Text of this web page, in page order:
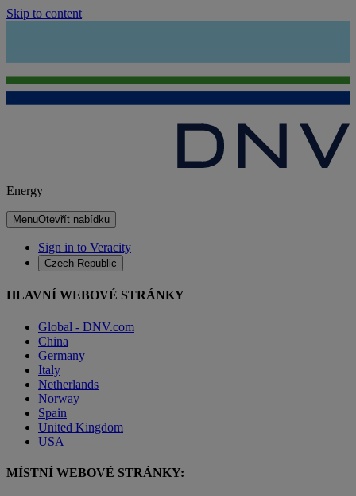
Skip to content
Energy
MenuOtevřít nabídku
Sign in to Veracity
Czech Republic
HLAVNÍ WEBOVÉ STRÁNKY
Global - DNV.com
China
Germany
Italy
Netherlands
Norway
Spain
United Kingdom
USA
MÍSTNÍ WEBOVÉ STRÁNKY: